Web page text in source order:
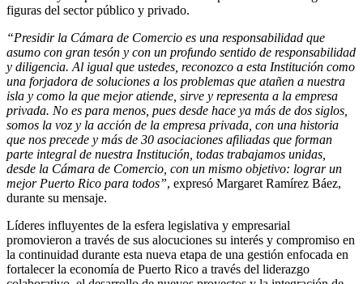
figuras del sector público y privado.
“Presidir la Cámara de Comercio es una responsabilidad que
asumo con gran tesón y con un profundo sentido de responsabilidad
y diligencia. Al igual que ustedes, reconozco a esta Institución como
una forjadora de soluciones a los problemas que atañen a nuestra
isla y como la que mejor atiende, sirve y representa a la empresa
privada. No es para menos, pues desde hace ya más de dos siglos,
somos la voz y la acción de la empresa privada, con una historia
que nos precede y más de 30 asociaciones afiliadas que forman
parte integral de nuestra Institución, todas trabajamos unidas,
desde la Cámara de Comercio, con un mismo objetivo: lograr un
mejor Puerto Rico para todos”, expresó Margaret Ramírez Báez,
durante su mensaje.
Líderes influyentes de la esfera legislativa y empresarial
promovieron a través de sus alocuciones su interés y compromiso en
la continuidad durante esta nueva etapa de una gestión enfocada en
fortalecer la economía de Puerto Rico a través del liderazgo